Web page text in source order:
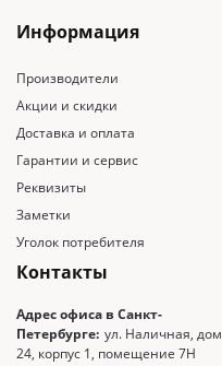
Информация
Производители
Акции и скидки
Доставка и оплата
Гарантии и сервис
Реквизиты
Заметки
Уголок потребителя
Контакты
Адрес офиса в Санкт-
Петербурге: ул. Наличная, дом
24, корпус 1, помещение 7Н